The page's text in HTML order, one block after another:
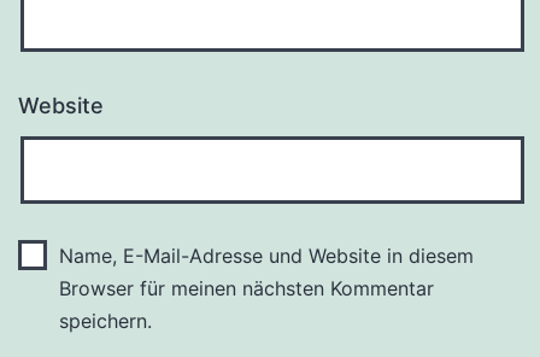
Website
Name, E-Mail-Adresse und Website in diesem
Browser für meinen nächsten Kommentar
speichern.